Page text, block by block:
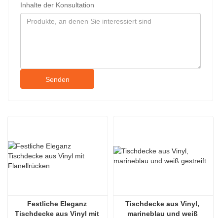
Inhalte der Konsultation
Senden
Festliche Eleganz
Tischdecke aus Vinyl mit
Tischdecke aus Vinyl,
marineblau und weiß